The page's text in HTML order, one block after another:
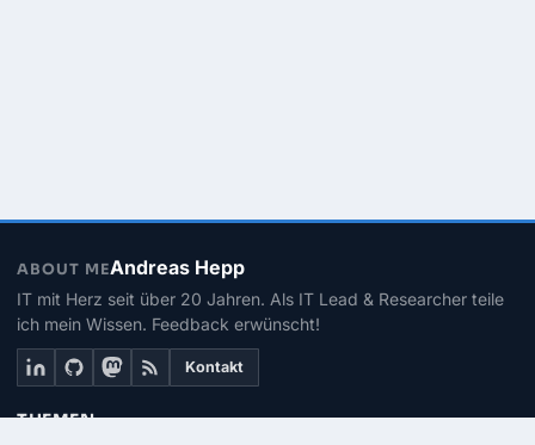
ABOUT MEAndreas Hepp
IT mit Herz seit über 20 Jahren. Als IT Lead & Researcher teile
ich mein Wissen. Feedback erwünscht!
Kontakt
THEMEN